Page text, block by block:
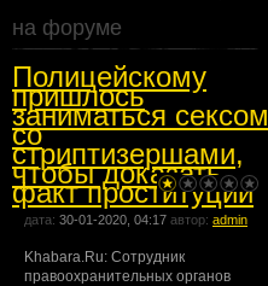
на форуме
Полицейскому
пришлось
заниматься сексом
со
стриптизершами,
чтобы доказать
факт проституции
дата: 30-01-2020, 04:17 автор: admin
Khabara.Ru: Сотрудник
правоохранительных органов